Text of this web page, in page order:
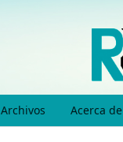
Archivos Acerca de